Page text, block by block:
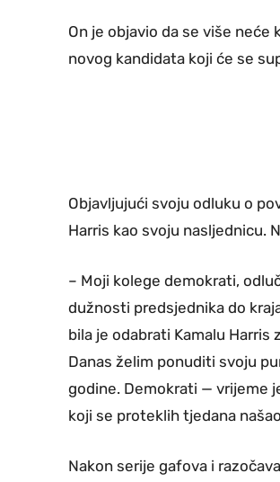
On je objavio da se više
novog kandidata koji će se
Objavljujući svoju odluku o
Harris kao svoju nasljednicu.
– Moji kolege demokrati,
dužnosti predsjednika do
bila je odabrati Kamalu
Danas želim ponuditi svoju
godine. Demokrati — vrijeme
koji se proteklih tjedana
Nakon serije gafova i